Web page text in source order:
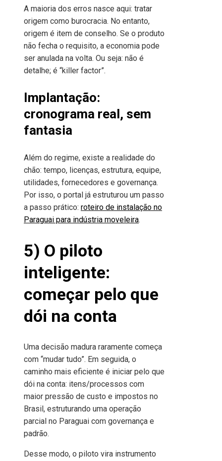
A maioria dos erros nasce aqui: tratar
origem como burocracia. No entanto,
origem é item de conselho. Se o produto
não fecha o requisito, a economia pode
ser anulada na volta. Ou seja: não é
detalhe; é “killer factor”.
Implantação:
cronograma real, sem
fantasia
Além do regime, existe a realidade do
chão: tempo, licenças, estrutura, equipe,
utilidades, fornecedores e governança.
Por isso, o portal já estruturou um passo
a passo prático: roteiro de instalação no
Paraguai para indústria moveleira.
5) O piloto
inteligente:
começar pelo que
dói na conta
Uma decisão madura raramente começa
com “mudar tudo”. Em seguida, o
caminho mais eficiente é iniciar pelo que
dói na conta: itens/processos com
maior pressão de custo e impostos no
Brasil, estruturando uma operação
parcial no Paraguai com governança e
padrão.
Desse modo, o piloto vira instrumento